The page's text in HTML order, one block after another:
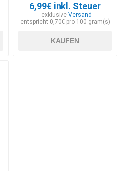
6,99€ inkl. Steuer
exklusive Versand
entspricht 0,70€ pro 100 gram(s)
KAUFEN